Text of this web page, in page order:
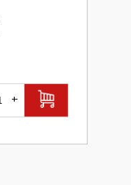
+